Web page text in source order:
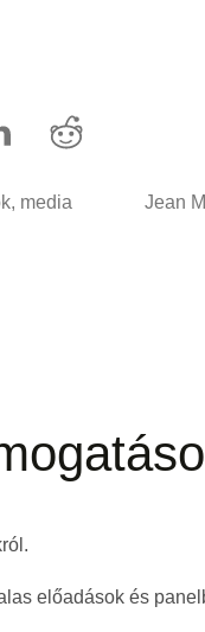
media Jean
előadások és